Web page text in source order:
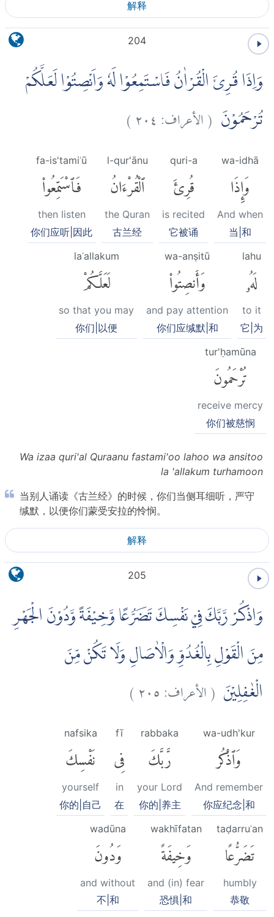
解释
204
وَاِذَا قُرِئَ الْقُرْاٰنُ فَاسْتَمِعُوْا لَهٗ وَاَنْصِتُوْا لَعَلَّكُمْ
تُرْحَمُوْنَ (الأعراف: ٢٠٤)
wa-idhā
وَإِذَا
And when
当|和
quri-a
قُرِئَ
is recited
它被诵
l-qur'ānu
ٱلْقُرْءَانُ
the Quran
古兰经
fa-is'tamiʿū
فَٱسْتَمِعُوا۟
then listen
你们应听|因此
lahu
لَهُۥ
to it
它|为
wa-anṣitū
وَأَنصِتُوا۟
and pay attention
你们应缄默|和
laʿallakum
لَعَلَّكُمْ
so that you may
你们|以便
tur'ḥamūna
تُرْحَمُونَ
receive mercy
你们被慈悯
Wa izaa quri'al Quraanu fastami'oo lahoo wa ansitoo
la 'allakum turhamoon
当别人诵读《古兰经》的时候，你们当侧耳细听，严守
缄默，以便你们蒙受安拉的怜悯。
解释
205
وَاذْكُرْ رَّبَّكَ فِيْ نَفْسِكَ تَضَرُّعًا وَّخِيْفَةً وَّدُوْنَ الْجَهْرِ
مِنَ الْقَوْلِ بِالْغُدُوِّ وَالْاٰصَالِ وَلَا تَكُنْ مِّنَ
الْغٰفِلِيْنَ (الأعراف:٢٠٥)
wa-udh'kur
وَٱذْكُر
And remember
你应纪念|和
rabbaka
رَّبَّكَ
your Lord
你的|养主
fī
فِى
in
在
nafsika
نَفْسِكَ
yourself
你的|自己
taḍarruʿan
تَضَرُّعًا
humbly
恭敬
wakhīfatan
وَخِيفَةً
and (in) fear
恐惧|和
wadūna
وَدُونَ
and without
不|和